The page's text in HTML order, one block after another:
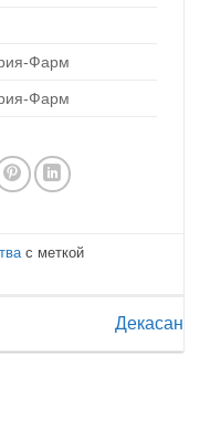
Фарм
Фарм
с меткой
Декасан